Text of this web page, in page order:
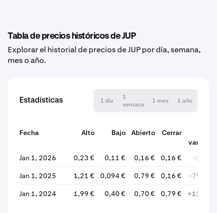
Tabla de precios históricos de JUP
Explorar el historial de precios de JUP por día, semana,
mes o año.
Estadísticas 1 día
1
semana
1 mes 1 año
Fecha Alto Bajo Abierto Cerrar
Jan 1, 2026
0,23 € 0,11 € 0,16 € 0,16 € -1,16
Jan 1, 2025 1,21 € 0,094 € 0,79 € 0,16 € -79,58
Jan 1, 2024 1,99 € 0,40 € 0,70 € 0,79 € +12,62